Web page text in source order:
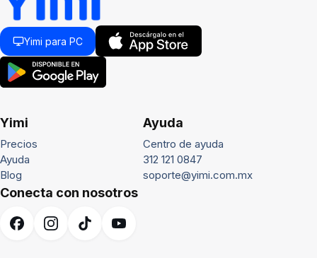
Yimi para PC
Yimi
Precios
Ayuda
Blog
Ayuda
Centro de ayuda
312 121 0847
soporte@yimi.com.mx
Conecta con nosotros